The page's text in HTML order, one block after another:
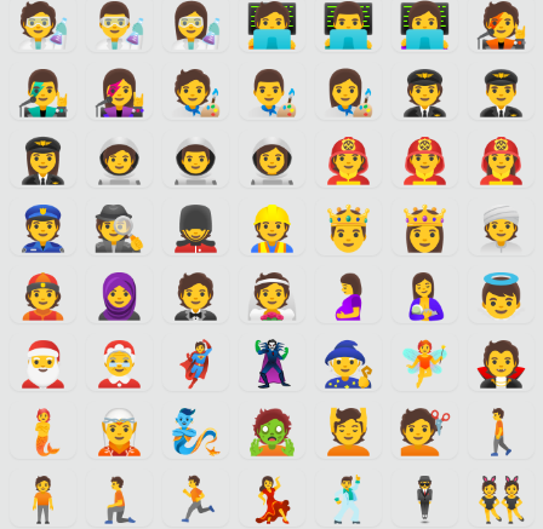
🧑‍🔬 👨‍🔬 👩‍🔬 🧑‍💻 👨‍💻 👩‍💻 🧑‍🎤
👨‍🎤 👩‍🎤 🧑‍🎨 👨‍🎨 👩‍🎨 🧑‍✈️
👨‍✈️
👩‍✈️
🧑‍🚀 👨‍🚀 👩‍🚀 🧑‍🚒 👨‍🚒
👩‍🚒
👮 🕵️ 💂 👷 🤴 👸
👳
👲
🧕 🤵 👰 🤰 🤱
👼
🎅
🤶 🦸 🦹 🧙 🧚 🧛
🧜
🧝 🧞 🧟 💆 💇
🚶
🧍
🧎 🏃 💃 🕺 🕴
👯